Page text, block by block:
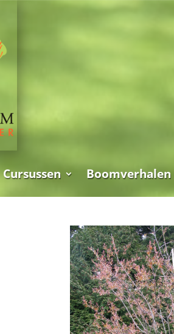
Cursussen Boomverhalen